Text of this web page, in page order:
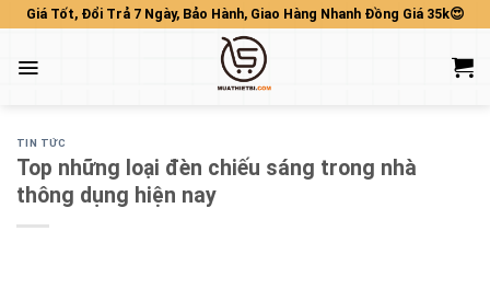
Skip
content
Giá Tốt, Đổi Trả 7 Ngày, Bảo Hành, Giao Hàng Nhanh Đồng Giá 35k😍
TIN TỨC
Top những loại đèn chiếu sáng trong nhà
thông dụng hiện nay